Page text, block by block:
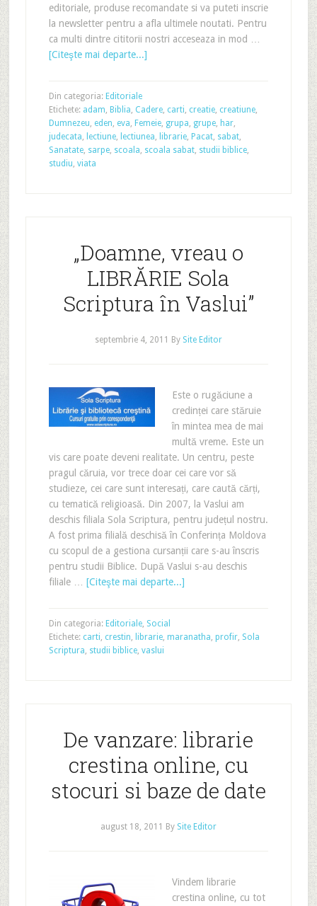
editoriale, produse recomandate si va puteti inscrie
la newsletter pentru a afla ultimele noutati. Pentru
ca multi dintre cititorii nostri acceseaza in mod …
[Citeşte mai departe...]
Din categoria: Editoriale
Etichete: adam, Biblia, Cadere, carti, creatie, creatiune,
Dumnezeu, eden, eva, Femeie, grupa, grupe, har,
judecata, lectiune, lectiunea, librarie, Pacat, sabat,
Sanatate, sarpe, scoala, scoala sabat, studii biblice,
studiu, viata
„Doamne, vreau o
LIBRĂRIE Sola
Scriptura în Vaslui”
septembrie 4, 2011 By Site Editor
Este o rugăciune a
credinței care stăruie
în mintea mea de mai
multă vreme. Este un
vis care poate deveni realitate. Un centru, peste
pragul căruia, vor trece doar cei care vor să
studieze, cei care sunt interesați, care caută cărți,
cu tematică religioasă. Din 2007, la Vaslui am
deschis filiala Sola Scriptura, pentru județul nostru.
A fost prima filială deschisă în Conferința Moldova
cu scopul de a gestiona cursanții care s-au înscris
pentru studii Biblice. După Vaslui s-au deschis
filiale … [Citeşte mai departe...]
Din categoria: Editoriale, Social
Etichete: carti, crestin, librarie, maranatha, profir, Sola
Scriptura, studii biblice, vaslui
De vanzare: librarie
crestina online, cu
stocuri si baze de date
august 18, 2011 By Site Editor
Vindem librarie
crestina online, cu tot